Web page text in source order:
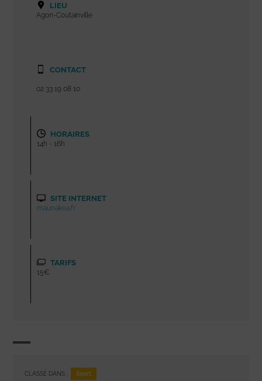
LIEU
Agon-Coutainville
CONTACT
02 33 19 08 10
HORAIRES
14h - 16h
SITE INTERNET
maunakea.fr
TARIFS
15€
CLASSÉ DANS : Sport